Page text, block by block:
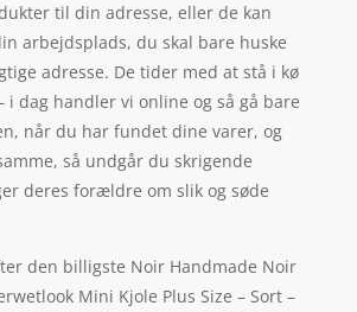
til din adresse, eller de kan
arbejdsplads, du skal bare huske
adresse. De tider med at stå i kø
dag handler vi online og så gå bare
når du har fundet dine varer, og
så undgår du skrigende
deres forældre om slik og søde
den billigste Noir Handmade Noir
Mini Kjole Plus Size – Sort –